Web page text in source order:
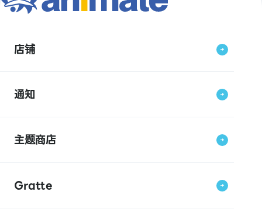
店铺
通知
主题商店
Gratte